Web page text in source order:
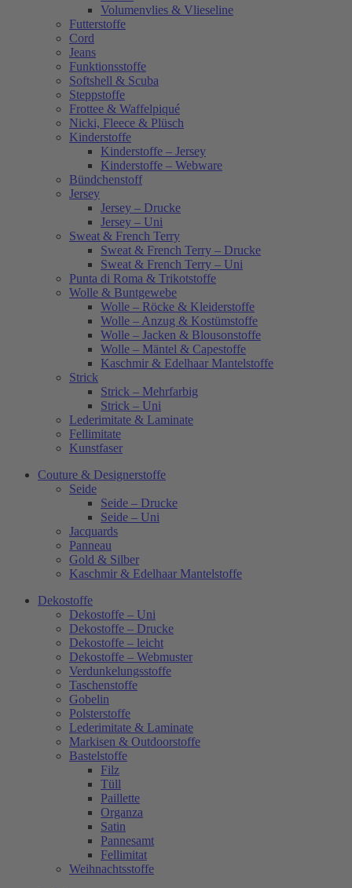
Volumenvlies & Vlieseline
Futterstoffe
Cord
Jeans
Funktionsstoffe
Softshell & Scuba
Steppstoffe
Frottee & Waffelpiqué
Nicki, Fleece & Plüsch
Kinderstoffe
Kinderstoffe – Jersey
Kinderstoffe – Webware
Bündchenstoff
Jersey
Jersey – Drucke
Jersey – Uni
Sweat & French Terry
Sweat & French Terry – Drucke
Sweat & French Terry – Uni
Punta di Roma & Trikotstoffe
Wolle & Buntgewebe
Wolle – Röcke & Kleiderstoffe
Wolle – Anzug & Kostümstoffe
Wolle – Jacken & Blousonstoffe
Wolle – Mäntel & Capestoffe
Kaschmir & Edelhaar Mantelstoffe
Strick
Strick – Mehrfarbig
Strick – Uni
Lederimitate & Laminate
Fellimitate
Kunstfaser
Couture & Designerstoffe
Seide
Seide – Drucke
Seide – Uni
Jacquards
Panneau
Gold & Silber
Kaschmir & Edelhaar Mantelstoffe
Dekostoffe
Dekostoffe – Uni
Dekostoffe – Drucke
Dekostoffe – leicht
Dekostoffe – Webmuster
Verdunkelungsstoffe
Taschenstoffe
Gobelin
Polsterstoffe
Lederimitate & Laminate
Markisen & Outdoorstoffe
Bastelstoffe
Filz
Tüll
Paillette
Organza
Satin
Pannesamt
Fellimitat
Weihnachtsstoffe